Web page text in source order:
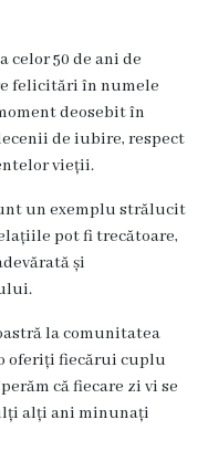
celor 50 de ani de
felicitări în numele
deosebit în
de iubire, respect
vieții.
un exemplu strălucit
pot fi trecătoare,
și
la comunitatea
oferiți fiecărui cuplu
că fiecare zi vi se
alți ani minunați